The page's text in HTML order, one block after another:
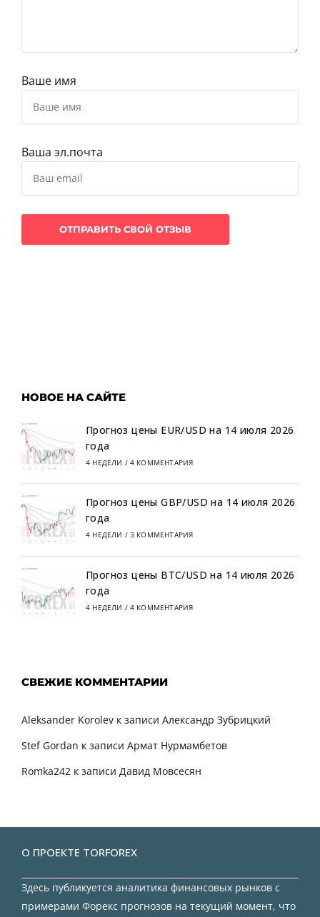
Ваше имя
Ваша эл.почта
НОВОЕ НА САЙТЕ
Прогноз цены EUR/USD на 14 июля 2026
года
4 НЕДЕЛИ / 4 КОММЕНТАРИЯ
Прогноз цены GBP/USD на 14 июля 2026
года
4 НЕДЕЛИ / 3 КОММЕНТАРИЯ
Прогноз цены BTC/USD на 14 июля 2026
года
4 НЕДЕЛИ / 4 КОММЕНТАРИЯ
СВЕЖИЕ КОММЕНТАРИИ
Aleksander Korolev к записи Александр Зубрицкий
Stef Gordan к записи Армат Нурмамбетов
Romka242 к записи Давид Мовсесян
О ПРОЕКТЕ TORFOREX
Здесь публикуется аналитика финансовых рынков с
примерами Форекс прогнозов на текущий момент, что